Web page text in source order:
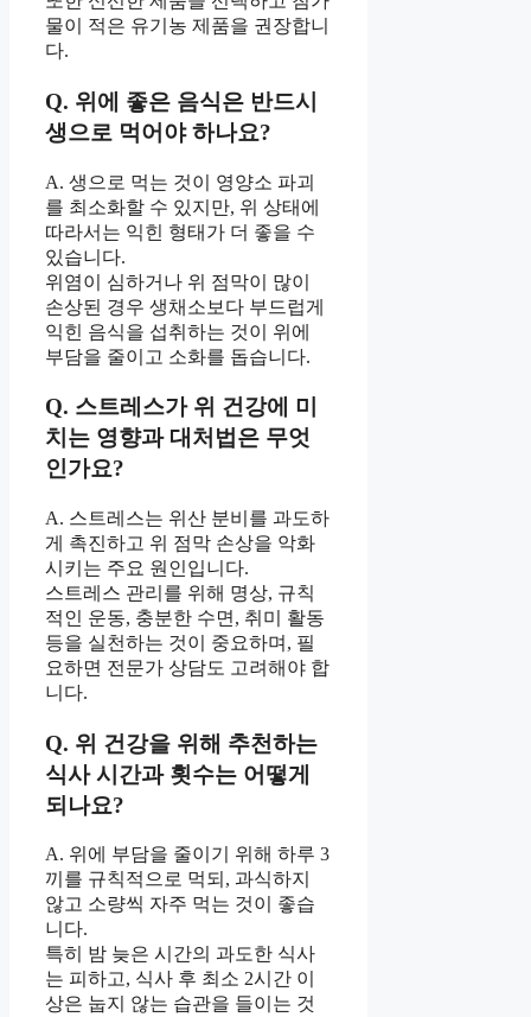
물이 적은 유기농 제품을 권장합니
다.
Q. 위에 좋은 음식은 반드시
생으로 먹어야 하나요?
A. 생으로 먹는 것이 영양소 파괴
를 최소화할 수 있지만, 위 상태에
따라서는 익힌 형태가 더 좋을 수
있습니다.
위염이 심하거나 위 점막이 많이
손상된 경우 생채소보다 부드럽게
익힌 음식을 섭취하는 것이 위에
부담을 줄이고 소화를 돕습니다.
Q. 스트레스가 위 건강에 미
치는 영향과 대처법은 무엇
인가요?
A. 스트레스는 위산 분비를 과도하
게 촉진하고 위 점막 손상을 악화
시키는 주요 원인입니다.
스트레스 관리를 위해 명상, 규칙
적인 운동, 충분한 수면, 취미 활동
등을 실천하는 것이 중요하며, 필
요하면 전문가 상담도 고려해야 합
니다.
Q. 위 건강을 위해 추천하는
식사 시간과 횟수는 어떻게
되나요?
A. 위에 부담을 줄이기 위해 하루 3
끼를 규칙적으로 먹되, 과식하지
않고 소량씩 자주 먹는 것이 좋습
니다.
특히 밤 늦은 시간의 과도한 식사
는 피하고, 식사 후 최소 2시간 이
상은 눕지 않는 습관을 들이는 것